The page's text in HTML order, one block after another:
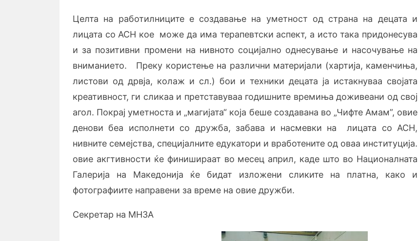
Целта на работилниците е создавање на уметност од страна на децата и
лицата со АСН кое може да има терапевтски аспект, а исто така придонесува
и за позитивни промени на нивното социјално однесување и насочување на
вниманието. Преку користење на различни материјали (хартија, каменчиња,
листови од дрвја, колаж и сл.) бои и техники децата ја истакнуваа својата
креативност, ги сликаа и претставуваа годишните времиња доживеани од свој
агол. Покрај уметноста и „магијата“ која беше создавана во „Чифте Амам”, овие
денови беа исполнети со дружба, забава и насмевки на лицата со АСН,
нивните семејства, специјалните едукатори и вработените од оваа институција.
овие акгтивности ќе финишираат во месец април, каде што во Националната
Галерија на Македонија ќе бидат изложени сликите на платна, како и
фотографиите направени за време на овие дружби.
Секретар на МНЗА